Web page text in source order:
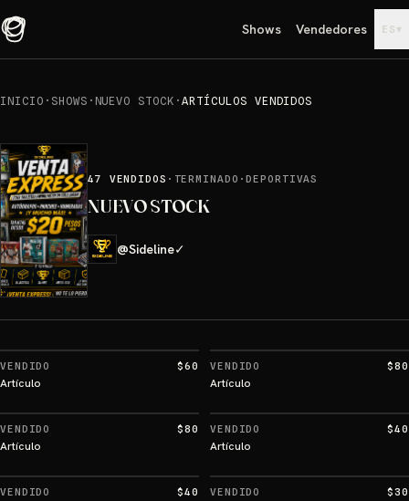
Shows Vendedores ES ▾
INICIO · SHOWS · NUEVO STOCK ·ARTÍCULOS VENDIDOS
47 VENDIDOS · TERMINADO ·DEPORTIVAS
NUEVO STOCK
@Sideline✓
VENDIDO $60
Artículo
VENDIDO $80
Artículo
VENDIDO $80
Artículo
VENDIDO $40
Artículo
VENDIDO $40 VENDIDO $30